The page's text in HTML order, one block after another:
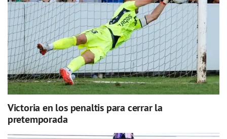
Victoria en los penaltis para cerrar la
pretemporada